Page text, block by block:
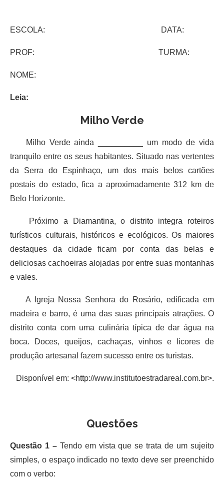
ESCOLA: DATA:
PROF: TURMA:
NOME:
Leia:
Milho Verde
Milho Verde ainda __________ um modo de vida
tranquilo entre os seus habitantes. Situado nas vertentes
da Serra do Espinhaço, um dos mais belos cartões
postais do estado, fica a aproximadamente 312 km de
Belo Horizonte.
Próximo a Diamantina, o distrito integra roteiros
turísticos culturais, históricos e ecológicos. Os maiores
destaques da cidade ficam por conta das belas e
deliciosas cachoeiras alojadas por entre suas montanhas
e vales.
A Igreja Nossa Senhora do Rosário, edificada em
madeira e barro, é uma das suas principais atrações. O
distrito conta com uma culinária típica de dar água na
boca. Doces, queijos, cachaças, vinhos e licores de
produção artesanal fazem sucesso entre os turistas.
Disponível em: <http://www.institutoestradareal.com.br>.
Questões
Questão 1 –Tendo em vista que se trata de um sujeito
simples, o espaço indicado no texto deve ser preenchido
com o verbo: